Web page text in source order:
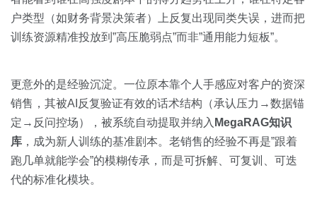
户类型（如财务背景决策者）上反复出现同类失误，进而把
训练资源精准投放到”高压脆弱点”而非”通用能力短板”。
更意外的是经验沉淀。一位原本靠个人手感应对客户的资深
销售，其被AI反复验证有效的话术结构（承认压力→数据锚
定→反问控场），被系统自动提取并纳入 MegaRAG知识
库 ，成为新人训练的基准剧本。老销售的经验不再是”跟着
跑几单就能学会”的模糊传承，而是可拆解、可复训、可迭
代的标准化模块。